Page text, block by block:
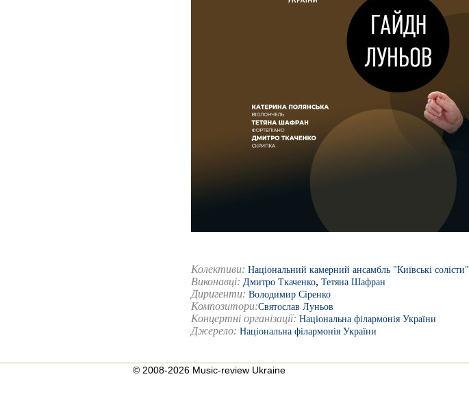
Колективи: Національний камерний ансамбль "Київські солісти"
Виконавці: Дмитро Ткаченко, Тетяна Шафран
Диригенти: Володимир Сіренко
Композитори:Святослав Луньов
Концертні організації: Національна філармонія України
Джерело: Національна філармонія України
© 2008-2026 Music-review Ukraine